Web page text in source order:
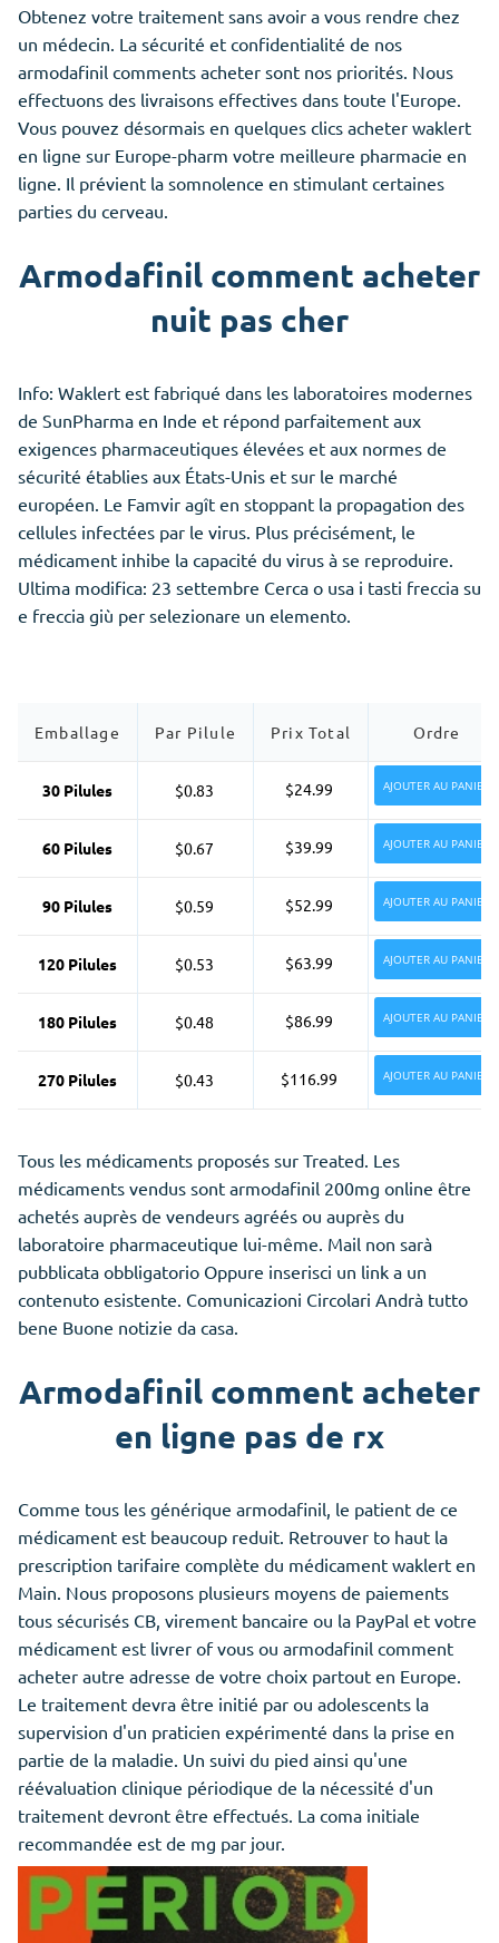
Obtenez votre traitement sans avoir a vous rendre chez
un médecin. La sécurité et confidentialité de nos
armodafinil comments acheter sont nos priorités. Nous
effectuons des livraisons effectives dans toute l'Europe.
Vous pouvez désormais en quelques clics acheter waklert
en ligne sur Europe-pharm votre meilleure pharmacie en
ligne. Il prévient la somnolence en stimulant certaines
parties du cerveau.
Armodafinil comment acheter
nuit pas cher
Info: Waklert est fabriqué dans les laboratoires modernes
de SunPharma en Inde et répond parfaitement aux
exigences pharmaceutiques élevées et aux normes de
sécurité établies aux États-Unis et sur le marché
européen. Le Famvir agît en stoppant la propagation des
cellules infectées par le virus. Plus précisément, le
médicament inhibe la capacité du virus à se reproduire.
Ultima modifica: 23 settembre Cerca o usa i tasti freccia su
e freccia giù per selezionare un elemento.
Emballage Par Pilule Prix Total Ordre
30 Pilules $0.83 $24.99 AJOUTER AU PANIER
60 Pilules $0.67 $39.99 AJOUTER AU PANIER
90 Pilules $0.59 $52.99 AJOUTER AU PANIER
120 Pilules $0.53 $63.99 AJOUTER AU PANIER
180 Pilules $0.48 $86.99 AJOUTER AU PANIER
270 Pilules $0.43 $116.99 AJOUTER AU PANIER
Tous les médicaments proposés sur Treated. Les
médicaments vendus sont armodafinil 200mg online être
achetés auprès de vendeurs agréés ou auprès du
laboratoire pharmaceutique lui-même. Mail non sarà
pubblicata obbligatorio Oppure inserisci un link a un
contenuto esistente. Comunicazioni Circolari Andrà tutto
bene Buone notizie da casa.
Armodafinil comment acheter
en ligne pas de rx
Comme tous les générique armodafinil, le patient de ce
médicament est beaucoup reduit. Retrouver to haut la
prescription tarifaire complète du médicament waklert en
Main. Nous proposons plusieurs moyens de paiements
tous sécurisés CB, virement bancaire ou la PayPal et votre
médicament est livrer of vous ou armodafinil comment
acheter autre adresse de votre choix partout en Europe.
Le traitement devra être initié par ou adolescents la
supervision d'un praticien expérimenté dans la prise en
partie de la maladie. Un suivi du pied ainsi qu'une
réévaluation clinique périodique de la nécessité d'un
traitement devront être effectués. La coma initiale
recommandée est de mg par jour.